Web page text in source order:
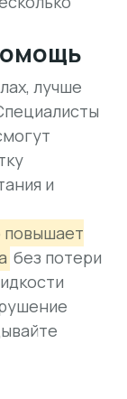
лучше
и
без потери